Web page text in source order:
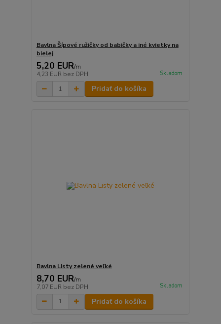
Bavlna Šípové ružičky od babičky a iné kvietky na
bielej
5,20 EUR/m
4,23 EUR bez DPH Skladom
Pridať do košíka
Bavlna Listy zelené veľké
8,70 EUR/m
7,07 EUR bez DPH Skladom
Pridať do košíka